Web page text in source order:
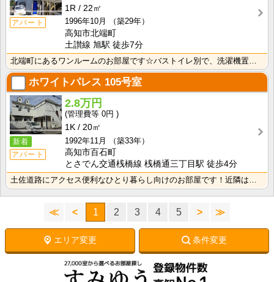
アパート
1R
22㎡
1996年10月
（築29年）
高知市北端町
土讃線 旭駅 徒歩7分
北端町にあるワンルームのお部屋です☆バストイレ別で、洗濯機置き場も室内です♪
ホワイトパレス 105号室
新着
アパート
2.8万円
0円
1K
20㎡
1992年11月
（築33年）
高知市百石町
とさでん交通桟橋線 桟橋通三丁目駅 徒歩4分
土佐道路にアクセス便利なひとり暮らし向けのお部屋です！近隣はスーパーやコンビニの豊富な暮らしやすいエ･･･
≪ < 1 2 3 4 5 > ≫
エリア変更 条件変更